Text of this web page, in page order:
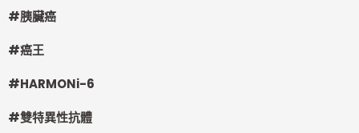
#胰臟癌
#癌王
#HARMONi-6
#雙特異性抗體